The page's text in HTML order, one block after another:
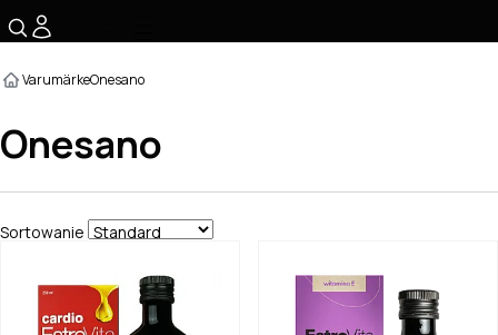
VarumärkeOnesano
Onesano
Sortowanie